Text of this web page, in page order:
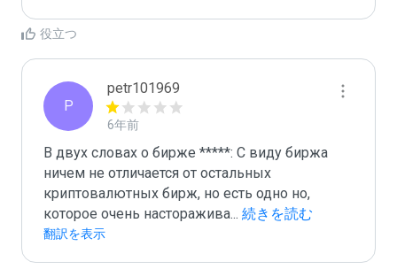
役立つ
P
petr101969
6年前
В двух словах о бирже *****: С виду биржа
ничем не отличается от остальных
криптовалютных бирж, но есть одно но,
которое очень насторажива... 続きを読む
翻訳を表示